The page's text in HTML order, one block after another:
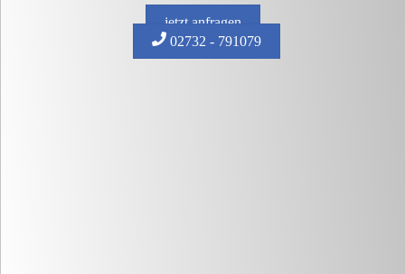
jetzt anfragen
02732 - 791079